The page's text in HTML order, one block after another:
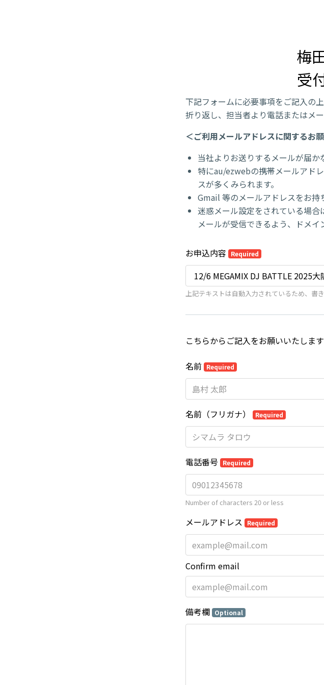
梅
受
下記フォームに必要事項をご記入の
折り返し、担当者より電話またはメ
＜ご利用メールアドレスに関するお
当社よりお送りするメールが届か
特にau/ezwebの携帯メールアド
スが多くみられます。
Gmail 等のメールアドレスをお持
迷惑メール設定をされている場
メールが受信できるよう、ドメイ
お申込内容 Required
上記テキストは自動入力されているため、書
こちらからご記入をお願いいたします
名前 Required
名前（フリガナ） Required
電話番号 Required
Number of characters 20 or less
メールアドレス Required
Confirm email
備考欄 Optional